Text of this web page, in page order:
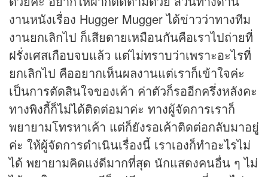
งานหนังเรื่อง Hugger Mugger ได้ข่าวว่าทางทีม
งานยกเลิกไป ก็เสียดายเหมือนกันคือเราไปถ่ายที่
ฝรั่งเศสเกือบจบแล้ว แต่ไม่ทราบว่าเพราะอะไรที่
ยกเลิกไป คืออยากเห็นผลงานแต่เราก็เข้าใจค่ะ
เป็นการตัดสินใจของเค้า ค่าตัวก็รออีกครึ่งหลังคะ
ทางพิงกี้ก็ไม่ได้ติดต่อมาค่ะ ทางผู้จัดการเราก็
พยายามโทรหาเค้า แต่ก็ยังรอเค้าติดต่อกลับมาอยู่
ค่ะ ให้ผู้จัดการดำเนินเรื่องนี้ เราเองก็ทำอะไรไม่
ได้ พยายามคิดแง่ดีมากที่สุด นักแสดงคนอื่น ๆ ไม่